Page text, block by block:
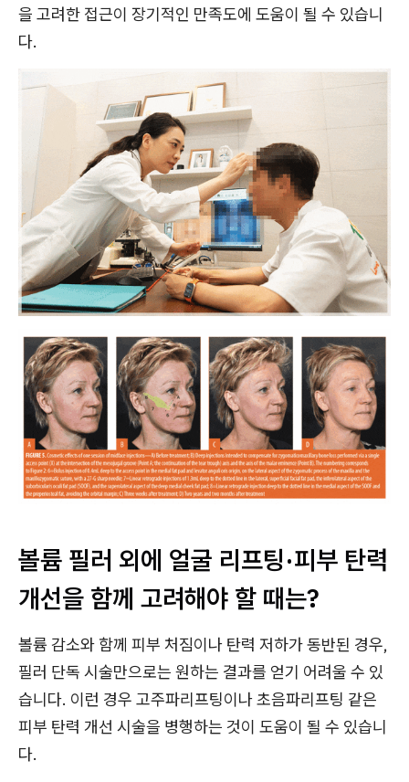
을 고려한 접근이 장기적인 만족도에 도움이 될 수 있습니
다.
볼륨 필러 외에 얼굴 리프팅·피부 탄력
개선을 함께 고려해야 할 때는?
볼륨 감소와 함께 피부 처짐이나 탄력 저하가 동반된 경우,
필러 단독 시술만으로는 원하는 결과를 얻기 어려울 수 있
습니다. 이런 경우 고주파리프팅이나 초음파리프팅 같은
피부 탄력 개선 시술을 병행하는 것이 도움이 될 수 있습니
다.